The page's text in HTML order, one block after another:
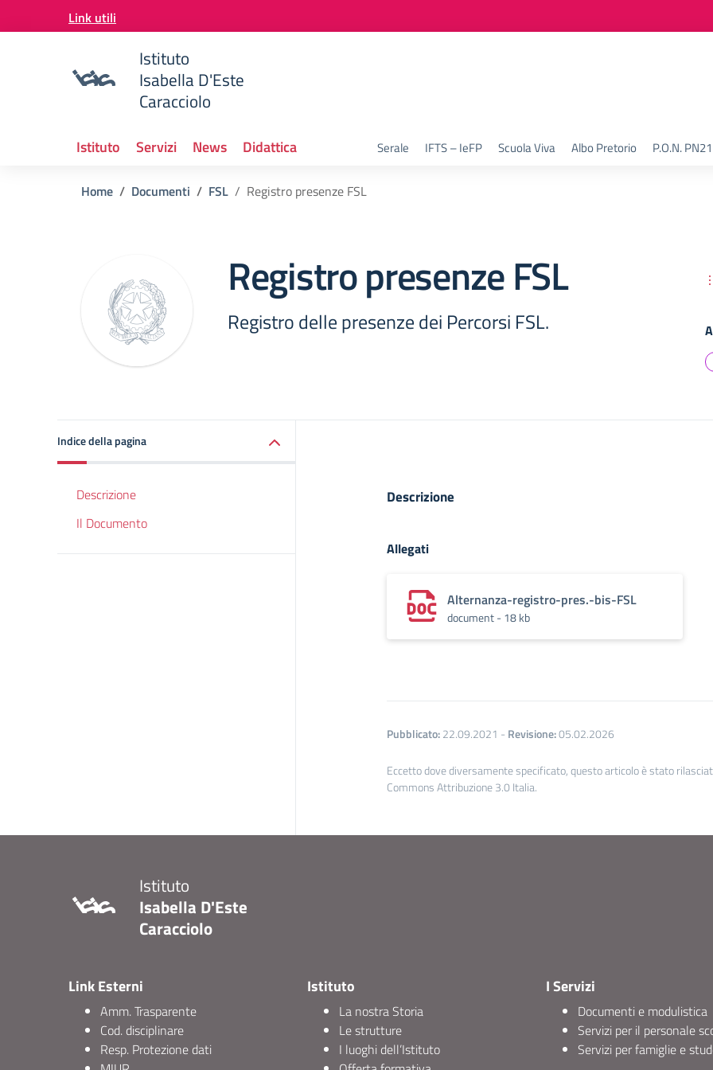
Vai ai contenuti
Vai al menu di navigazione
Link utili
Istituto
Isabella D'Este
Caracciolo
Serale IFTS – IeFP Scuola Viva Albo Pretorio P.O.N.
Istituto Servizi News Didattica
Home Documenti FSL Registro presenze FSL
Registro presenze FSL
Registro delle presenze dei Percorsi FSL.
Indice della pagina
Descrizione
Il Documento
Descrizione
Allegati
Alternanza-registro-pres.-bis-FSL
document - 18 kb
Pubblicato:22.09.2021 - Revisione:05.02.2026
Eccetto dove diversamente specificato, questo articolo è stato
Commons Attribuzione 3.0 Italia.
Istituto
Isabella D'Este
Caracciolo
Link Esterni
Amm. Trasparente
Cod. disciplinare
Resp. Protezione dati
Istituto
La nostra Storia
Le strutture
I luoghi dell’Istituto
I Servizi
Documenti e modulistica
Servizi per il personale
Servizi per famiglie e